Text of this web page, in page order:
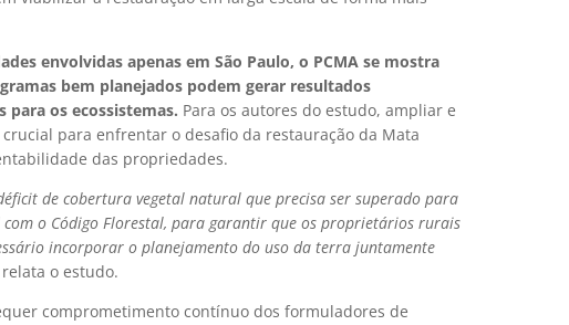
envolvidas apenas em São Paulo, o PCMA se mostra
bem planejados podem gerar resultados
para os ecossistemas. Para os autores do estudo, ampliar e
para enfrentar o desafio da restauração da Mata
das propriedades.
de cobertura vegetal natural que precisa ser superado para
o Código Florestal, para garantir que os proprietários rurais
incorporar o planejamento do uso da terra juntamente
o estudo.
comprometimento contínuo dos formuladores de